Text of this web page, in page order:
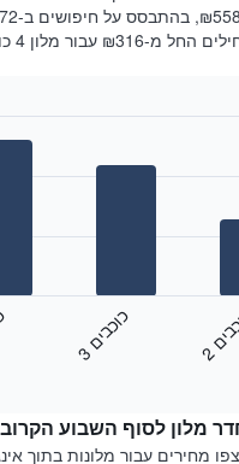
2
ו
כ
ב
י 3כו
כ
ב
ים
מלון לסוף השבוע
נצפו מחירים עבור מלונות בתוך